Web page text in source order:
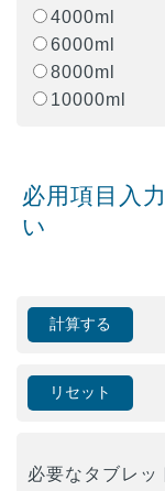
4000ml
6000ml
8000ml
10000ml
必用項目入
い
必要なタブレッ